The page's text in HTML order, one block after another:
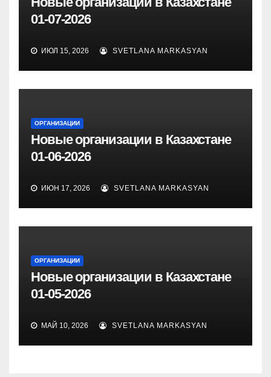
01-07-2026
ИЮЛ 15, 2026 SVETLANA MARKASYAN
ОРГАНИЗАЦИИ
Новые организации в Казахстане
01-06-2026
ИЮН 17, 2026 SVETLANA MARKASYAN
ОРГАНИЗАЦИИ
Новые организации в Казахстане
01-05-2026
МАЙ 10, 2026 SVETLANA MARKASYAN